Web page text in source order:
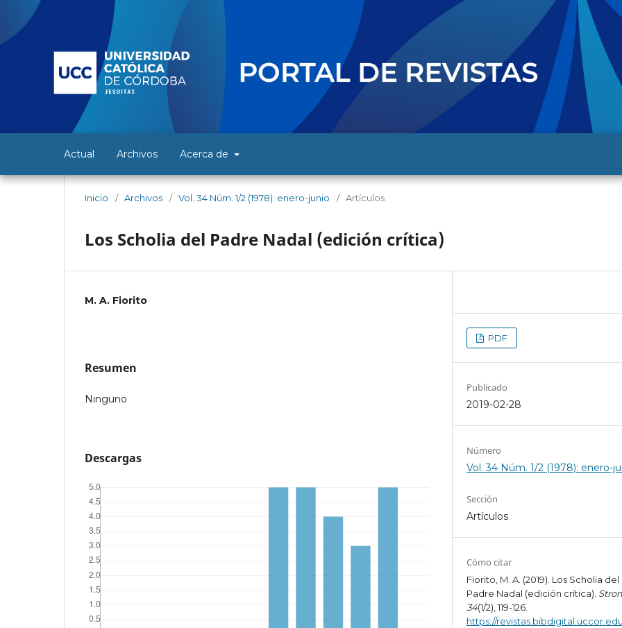
Actual Archivos Acerca de
Inicio / Archivos / Vol. 34 Núm. 1/2 (1978): enero-junio / Artículos
Los Scholia del Padre Nadal (edición crítica)
M. A. Fiorito
Resumen
Ninguno
Descargas
PDF
Publicado
2019-02-28
Número
Vol. 34 Núm. 1/2 (1978): enero-
Sección
Artículos
Cómo citar
Fiorito, M. A. (2019). Los Scholia del
Padre Nadal (edición crítica).
34(1/2), 119-126.
https://